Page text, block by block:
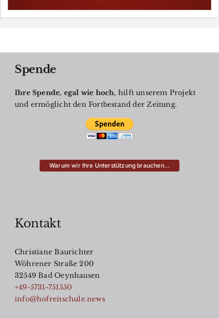
Spende
Ihre Spende, egal wie hoch, hilft unserem Projekt
und ermöglicht den Fortbestand der Zeitung.
Warum wir Ihre Unterstützung brauchen…
Kontakt
Christiane Baurichter
Wöhrener Straße 200
32549 Bad Oeynhausen
+49-5731-751550
info@hofreitschule.news